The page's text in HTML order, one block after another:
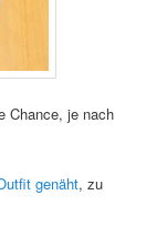
Chance, je nach
genäht, zu